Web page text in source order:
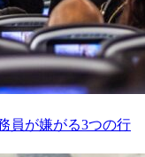
員が嫌がる3つの行